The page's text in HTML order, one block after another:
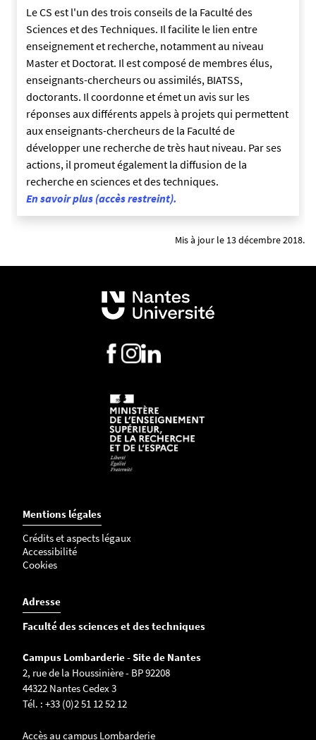
Le CS est l'un des trois conseils de la Faculté des
Sciences et des Techniques. Il facilite le lien entre
enseignement et recherche, notamment au niveau
Master et Doctorat. Il est composé de membres élus,
enseignants-chercheurs ou assimilés, BIATSS,
doctorants. Il coordonne et émet un avis sur les
réponses aux différents appels à projets qui permettent
aux enseignants-chercheurs de la Faculté de
développer une recherche de très haut niveau. Par ses
actions, il promeut également la diffusion de la
recherche en sciences et des techniques.
En savoir plus (accès restreint).
Mis à jour le 13 décembre 2018.
Mentions légales
Crédits et aspects légaux
Accessibilité
Cookies
Adresse
Faculté des sciences et des techniques
Campus Lombarderie - Site de Nantes
2, rue de la Houssinière - BP 92208
44322 Nantes Cedex 3
Tél. : +33 (0)2 51 12 52 12
Accès au campus Lombarderie